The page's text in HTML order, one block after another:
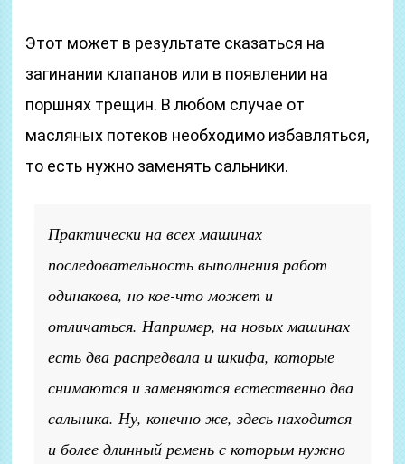
Этот может в результате сказаться на
загинании клапанов или в появлении на
поршнях трещин. В любом случае от
масляных потеков необходимо избавляться,
то есть нужно заменять сальники.
Практически на всех машинах
последовательность выполнения работ
одинакова, но кое-что может и
отличаться. Например, на новых машинах
есть два распредвала и шкифа, которые
снимаются и заменяются естественно два
сальника. Ну, конечно же, здесь находится
и более длинный ремень с которым нужно